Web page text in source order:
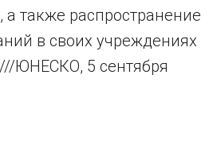
а также распространение
в своих учреждениях
ЮНЕСКО, 5 сентября